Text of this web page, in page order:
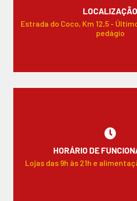
LOCALIZAÇÃO
Estrada do Coco, Km 12,5 -
pedágio
HORÁRIO DE
Lojas das 9h às 21h e